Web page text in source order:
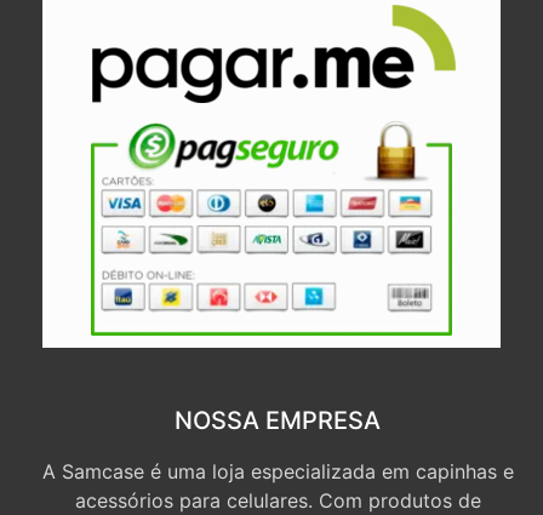
NOSSA EMPRESA
A Samcase é uma loja especializada em capinhas e
acessórios para celulares. Com produtos de